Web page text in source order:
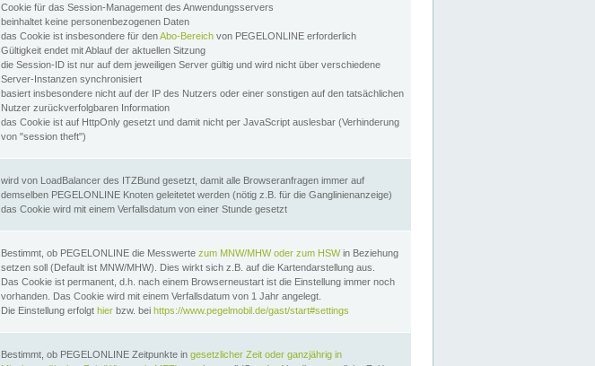
Cookie für das Session-Management des Anwendungsservers
beinhaltet keine personenbezogenen Daten
das Cookie ist insbesondere für denAbo-Bereich von PEGELONLINE erforderlich
Gültigkeit endet mit Ablauf der aktuellen Sitzung
die Session-ID ist nur auf dem jeweiligen Server gültig und wird nicht über verschiedene
Server-Instanzen synchronisiert
basiert insbesondere nicht auf der IP des Nutzers oder einer sonstigen auf den tatsächlichen
Nutzer zurückverfolgbaren Information
das Cookie ist auf HttpOnly gesetzt und damit nicht per JavaScript auslesbar (Verhinderung
von "session theft")
wird von LoadBalancer des ITZBund gesetzt, damit alle Browseranfragen immer auf
demselben PEGELONLINE Knoten geleitetet werden (nötig z.B. für die Ganglinienanzeige)
das Cookie wird mit einem Verfallsdatum von einer Stunde gesetzt
Bestimmt, ob PEGELONLINE die Messwerte zum MNW/MHW oder zum HSWin Beziehung
setzen soll (Default ist MNW/MHW). Dies wirkt sich z.B. auf die Kartendarstellung aus.
Das Cookie ist permanent, d.h. nach einem Browserneustart ist die Einstellung immer noch
vorhanden. Das Cookie wird mit einem Verfallsdatum von 1 Jahr angelegt.
Die Einstellung erfolgt hier bzw. bei https://www.pegelmobil.de/gast/start#settings
Bestimmt, ob PEGELONLINE Zeitpunkte in gesetzlicher Zeit oder ganzjährig in